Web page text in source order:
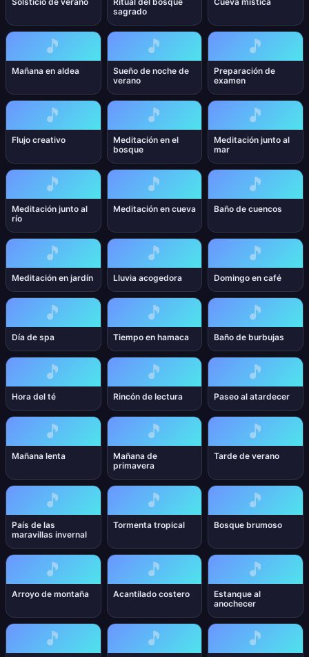
sagrado
🎵
Mañana en aldea
🎵
Sueño de noche de
verano
🎵
Preparación de
examen
🎵
Flujo creativo
🎵
Meditación en el
bosque
🎵
Meditación junto al
mar
🎵
Meditación junto al
río
🎵
Meditación en cueva
🎵
Baño de cuencos
🎵
Meditación en jardín
🎵
Lluvia acogedora
🎵
Domingo en café
🎵
Día de spa
🎵
Tiempo en hamaca
🎵
Baño de burbujas
🎵
Hora del té
🎵
Rincón de lectura
🎵
Paseo al atardecer
🎵
Mañana lenta
🎵
Mañana de
primavera
🎵
Tarde de verano
🎵
País de las
maravillas invernal
🎵
Tormenta tropical
🎵
Bosque brumoso
🎵
Arroyo de montaña
🎵
Acantilado costero
🎵
Estanque al
anochecer
🎵 🎵 🎵